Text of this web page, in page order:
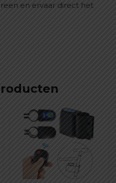
en ervaar direct het